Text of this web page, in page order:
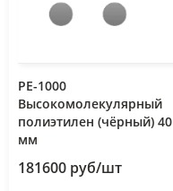
РЕ-1000
Высокомолекулярный
полиэтилен (чёрный) 40
мм
181600 руб/шт